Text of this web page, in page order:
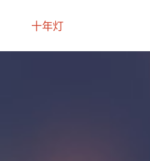
十年灯